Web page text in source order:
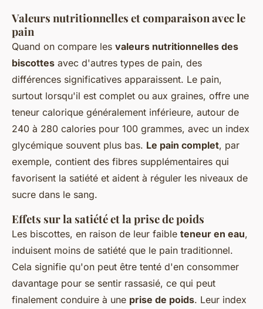
Valeurs nutritionnelles et comparaison avec le
pain
Quand on compare les valeurs nutritionnelles des
biscottes avec d'autres types de pain, des
différences significatives apparaissent. Le pain,
surtout lorsqu'il est complet ou aux graines, offre une
teneur calorique généralement inférieure, autour de
240 à 280 calories pour 100 grammes, avec un index
glycémique souvent plus bas. Le pain complet, par
exemple, contient des fibres supplémentaires qui
favorisent la satiété et aident à réguler les niveaux de
sucre dans le sang.
Effets sur la satiété et la prise de poids
Les biscottes, en raison de leur faible teneur en eau,
induisent moins de satiété que le pain traditionnel.
Cela signifie qu'on peut être tenté d'en consommer
davantage pour se sentir rassasié, ce qui peut
finalement conduire à une prise de poids. Leur index